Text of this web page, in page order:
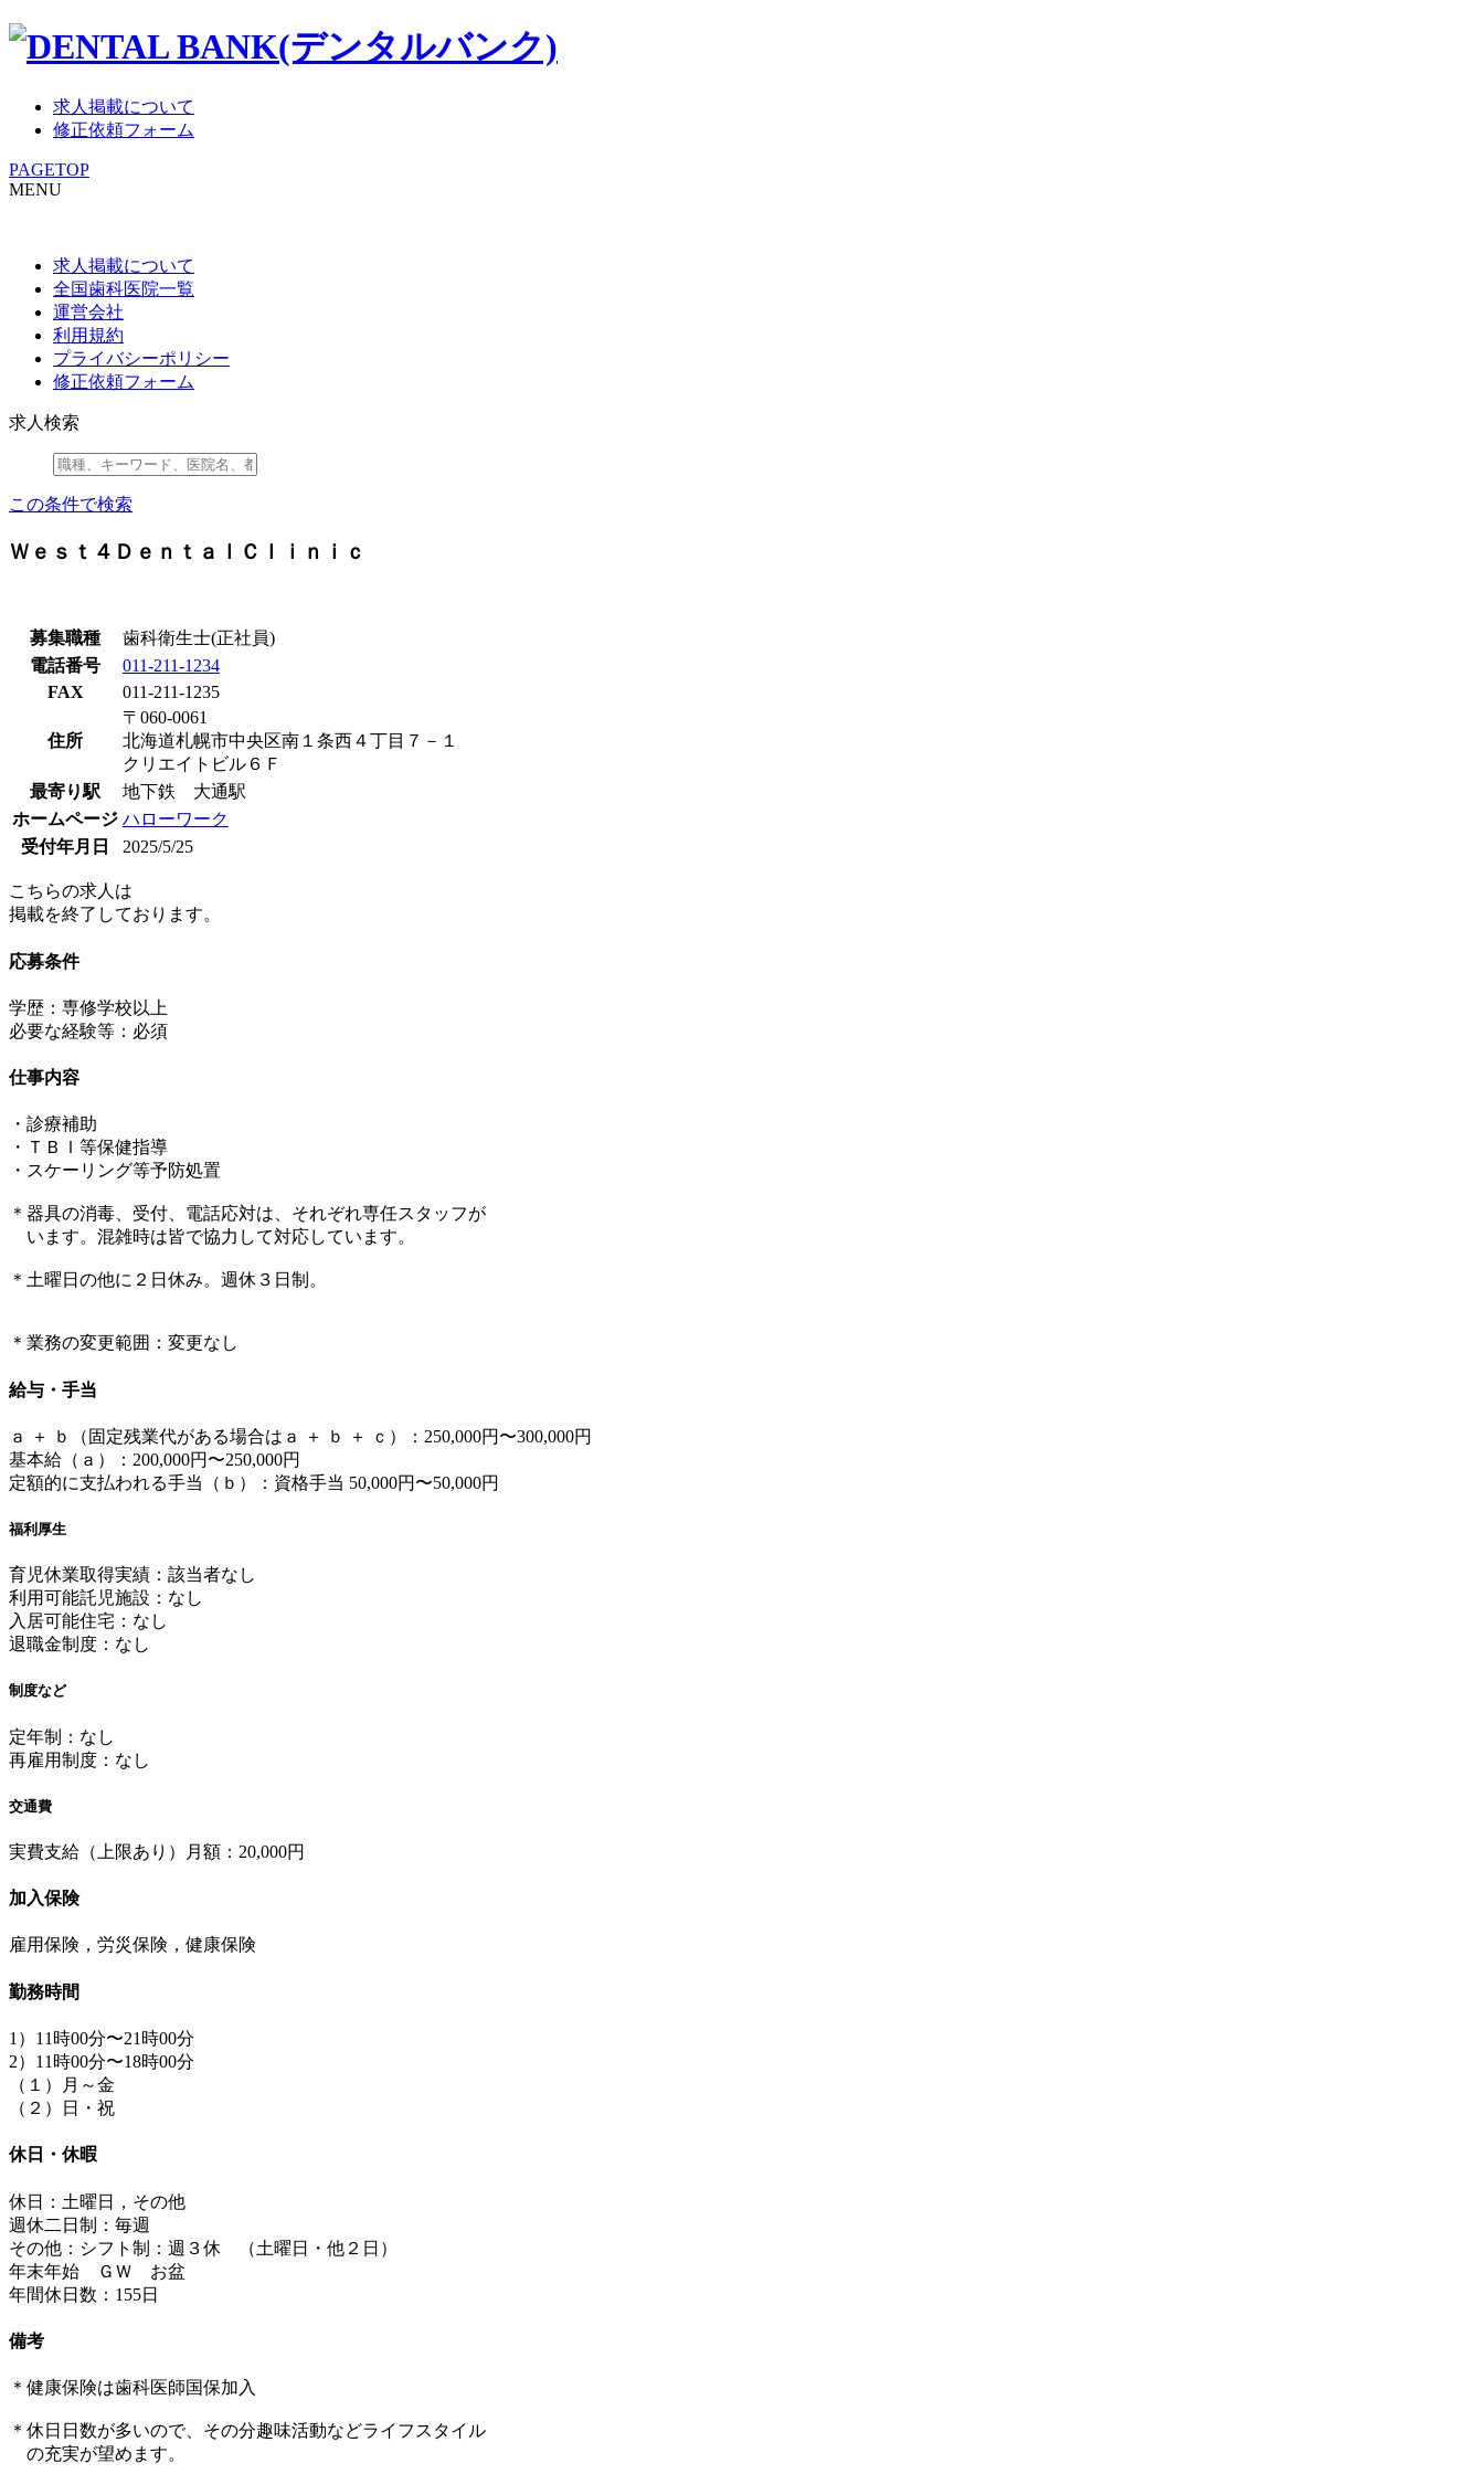
求人掲載について
修正依頼フォーム
PAGETOP
MENU
求人掲載について
全国歯科医院一覧
運営会社
利用規約
プライバシーポリシー
修正依頼フォーム
求人検索
この条件で検索
Ｗｅｓｔ４ＤｅｎｔａｌＣｌｉｎｉｃ
募集職種
歯科衛生士(正社員)
電話番号
011-211-1234
FAX
011-211-1235
住所
〒060-0061
北海道札幌市中央区南１条西４丁目７－１
クリエイトビル６Ｆ
最寄り駅
地下鉄 大通駅
ホームページ ハローワーク
受付年月日
2025/5/25
こちらの求人は
掲載を終了しております。
応募条件
学歴：専修学校以上
必要な経験等：必須
仕事内容
・診療補助
・ＴＢＩ等保健指導
・スケーリング等予防処置
＊器具の消毒、受付、電話応対は、それぞれ専任スタッフが
います。混雑時は皆で協力して対応しています。
＊土曜日の他に２日休み。週休３日制。
＊業務の変更範囲：変更なし
給与・手当
ａ ＋ ｂ（固定残業代がある場合はａ ＋ ｂ ＋ ｃ）：250,000円〜300,000円
基本給（ａ）：200,000円〜250,000円
定額的に支払われる手当（ｂ）：資格手当 50,000円〜50,000円
福利厚生
育児休業取得実績：該当者なし
利用可能託児施設：なし
入居可能住宅：なし
退職金制度：なし
制度など
定年制：なし
再雇用制度：なし
交通費
実費支給（上限あり）月額：20,000円
加入保険
雇用保険，労災保険，健康保険
勤務時間
1）11時00分〜21時00分
2）11時00分〜18時00分
（１）月～金
（２）日・祝
休日・休暇
休日：土曜日，その他
週休二日制：毎週
その他：シフト制：週３休 （土曜日・他２日）
年末年始 ＧＷ お盆
年間休日数：155日
備考
＊健康保険は歯科医師国保加入
＊休日日数が多いので、その分趣味活動などライフスタイル
の充実が望めます。